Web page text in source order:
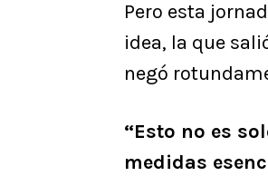
Pero esta
idea, la que
negó
“Esto no es
medidas